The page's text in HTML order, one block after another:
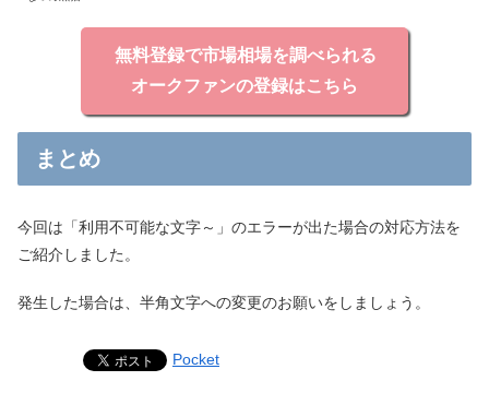
無料登録で市場相場を調べられる
オークファンの登録はこちら
まとめ
今回は「利用不可能な文字～」のエラーが出た場合の対応方法を
ご紹介しました。
発生した場合は、半角文字への変更のお願いをしましょう。
Pocket